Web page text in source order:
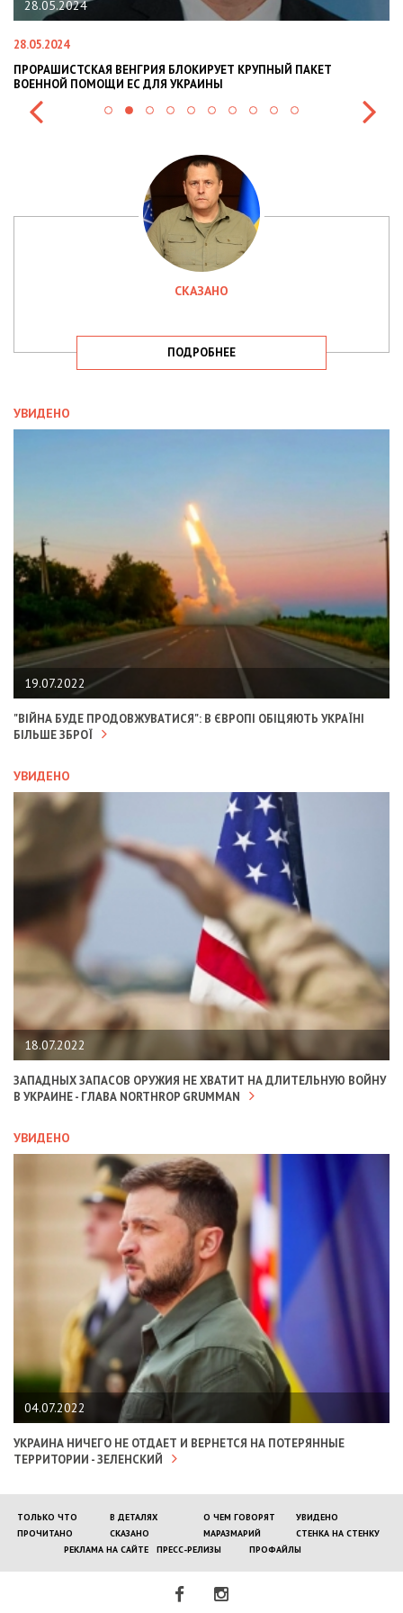
28.05.2024
ВЕНГРИЯ БЛОКИРУЕТ КРУПНЫЙ ПАКЕТ
ПОМОЩИ ЕС ДЛЯ УКРАИНЫ
СКАЗАНО
ПОДРОБНЕЕ
УВИДЕНО
19.07.2022
"ВІЙНА БУДЕ ПРОДОВЖУВАТИСЯ": В ЄВРОПІ ОБІЦЯЮТЬ УКРАЇНІ
БІЛЬШЕ ЗБРОЇ
УВИДЕНО
18.07.2022
ЗАПАДНЫХ ЗАПАСОВ ОРУЖИЯ НЕ ХВАТИТ НА ДЛИТЕЛЬНУЮ ВОЙНУ
В УКРАИНЕ - ГЛАВА NORTHROP GRUMMAN
УВИДЕНО
04.07.2022
УКРАИНА НИЧЕГО НЕ ОТДАЕТ И ВЕРНЕТСЯ НА ПОТЕРЯННЫЕ
ТЕРРИТОРИИ - ЗЕЛЕНСКИЙ
ТОЛЬКО ЧТО В ДЕТАЛЯХ О ЧЕМ ГОВОРЯТ
УВИДЕНО
ПРОЧИТАНО
СКАЗАНО МАРАЗМАРИЙ
СТЕНКА НА СТЕНКУ
РЕКЛАМА НА САЙТЕ
ПРЕСС-РЕЛИЗЫ ПРОФАЙЛЫ